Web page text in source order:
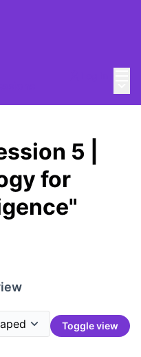
5 |
for
Toggle view